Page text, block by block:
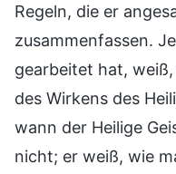
Regeln, die er
zusammenfassen.
gearbeitet hat,
des Wirkens des
wann der Heilige
nicht; er weiß, wie